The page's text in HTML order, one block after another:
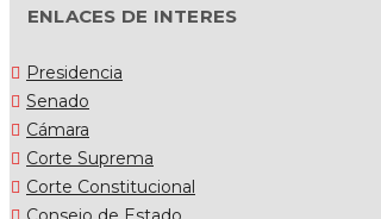
ENLACES DE INTERES
Presidencia
Senado
Cámara
Corte Suprema
Corte Constitucional